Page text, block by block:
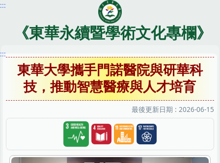
跳
內
:::
《東華永續暨學術文化專欄》
:::
東華大學攜手門諾醫院與研華科
技，推動智慧醫療與人才培育
最後更新日期 : 2026-06-15